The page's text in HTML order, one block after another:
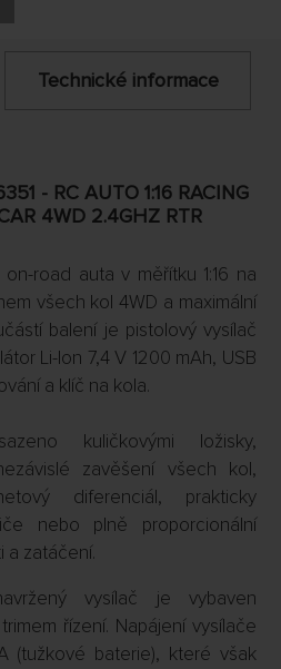
Technické informace
- RC AUTO 1:16 RACING
4WD 2.4GHZ RTR
road auta v měřítku 1:16 na
všech kol 4WD a maximální
balení je pistolový vysílač
Li-Ion 7,4 V 1200 mAh, USB
a klíč na kola.
kuličkovými ložisky,
zavěšení všech kol,
diferenciál, prakticky
nebo plně proporcionální
a zatáčení.
vysílač je vybaven
řízení. Napájení vysílače
(tužkové baterie), které však